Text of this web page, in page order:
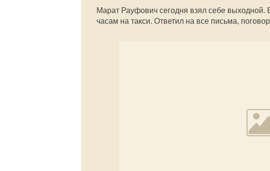
Марат Рауфович сегодня взял себе выходной.
часам на такси. Ответил на все письма,